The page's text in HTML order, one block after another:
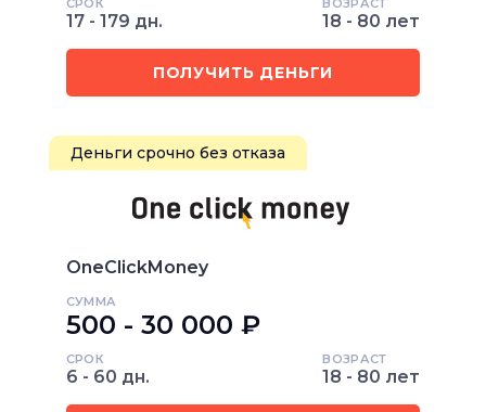
СРОК
17 - 179 дн.
ВОЗРАСТ
18 - 80 лет
ПОЛУЧИТЬ ДЕНЬГИ
Деньги срочно без отказа
OneClickMoney
СУММА
500 - 30 000 ₽
СРОК
6 - 60 дн.
ВОЗРАСТ
18 - 80 лет